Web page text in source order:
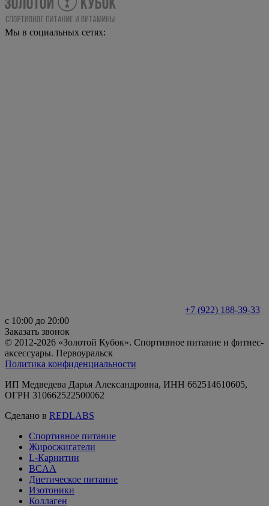
Мы в социальных сетях:
+7 (922) 188-39-33
с 10:00 до 20:00
Заказать звонок
© 2012-2026 «Золотой Кубок». Спортивное питание и фитнес-
аксессуары. Первоуральск
Политика конфиденциальности
ИП Медведева Дарья Александровна, ИНН 662514610605,
ОГРН 310662522500062
Сделано в REDLABS
Спортивное питание
Жиросжигатели
L-Карнитин
BCAA
Диетическое питание
Изотоники
Коллаген